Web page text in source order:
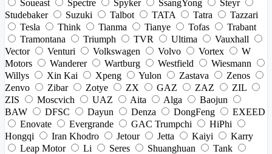
Soueast
Spectre Spyker SsangYong
Steyr
Studebaker
Suzuki Talbot TATA Tatra
Tazzari
Tesla
Think Tianma Tianye Tofas
Trabant
Tramontana
Triumph TVR Ultima
Vauxhall
Vector
Venturi Volkswagen Volvo Vortex
W
Motors
Wanderer Wartburg Westfield
Wiesmann
Willys
Xin Kai Xpeng Yulon Zastava
Zenos
Zenvo
Zibar Zotye ZX GAZ ZAZ
ZIL
ZIS
Moscvich UAZ Aita Alga
Baojun
BAW
DFSC Dayun Denza DongFeng
EXEED
Enovate
Evergrande GAC Trumpchi
HiPhi
Hongqi
Iran Khodro Jetour Jetta Kaiyi
Karry
Leap Motor
Li Seres Shuanghuan
Tank